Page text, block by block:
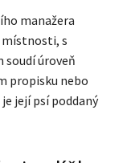
manažera
místnosti, s
soudí úroveň
propisku nebo
její psí poddaný